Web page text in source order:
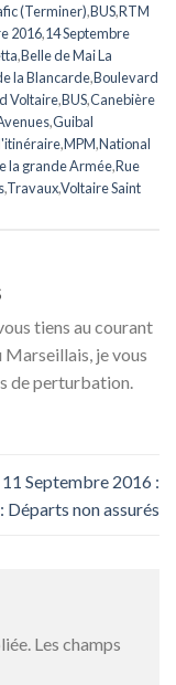
(Terminer),BUS,RTM
2016,14 Septembre
,Belle de Mai La
la Blancarde,Boulevard
Voltaire,BUS,Canebière
,Guibal
,MPM,National
la grande Armée,Rue
,Travaux,Voltaire Saint
tiens au courant
je vous
de perturbation.
Septembre 2016 :
Départs non assurés
Les champs